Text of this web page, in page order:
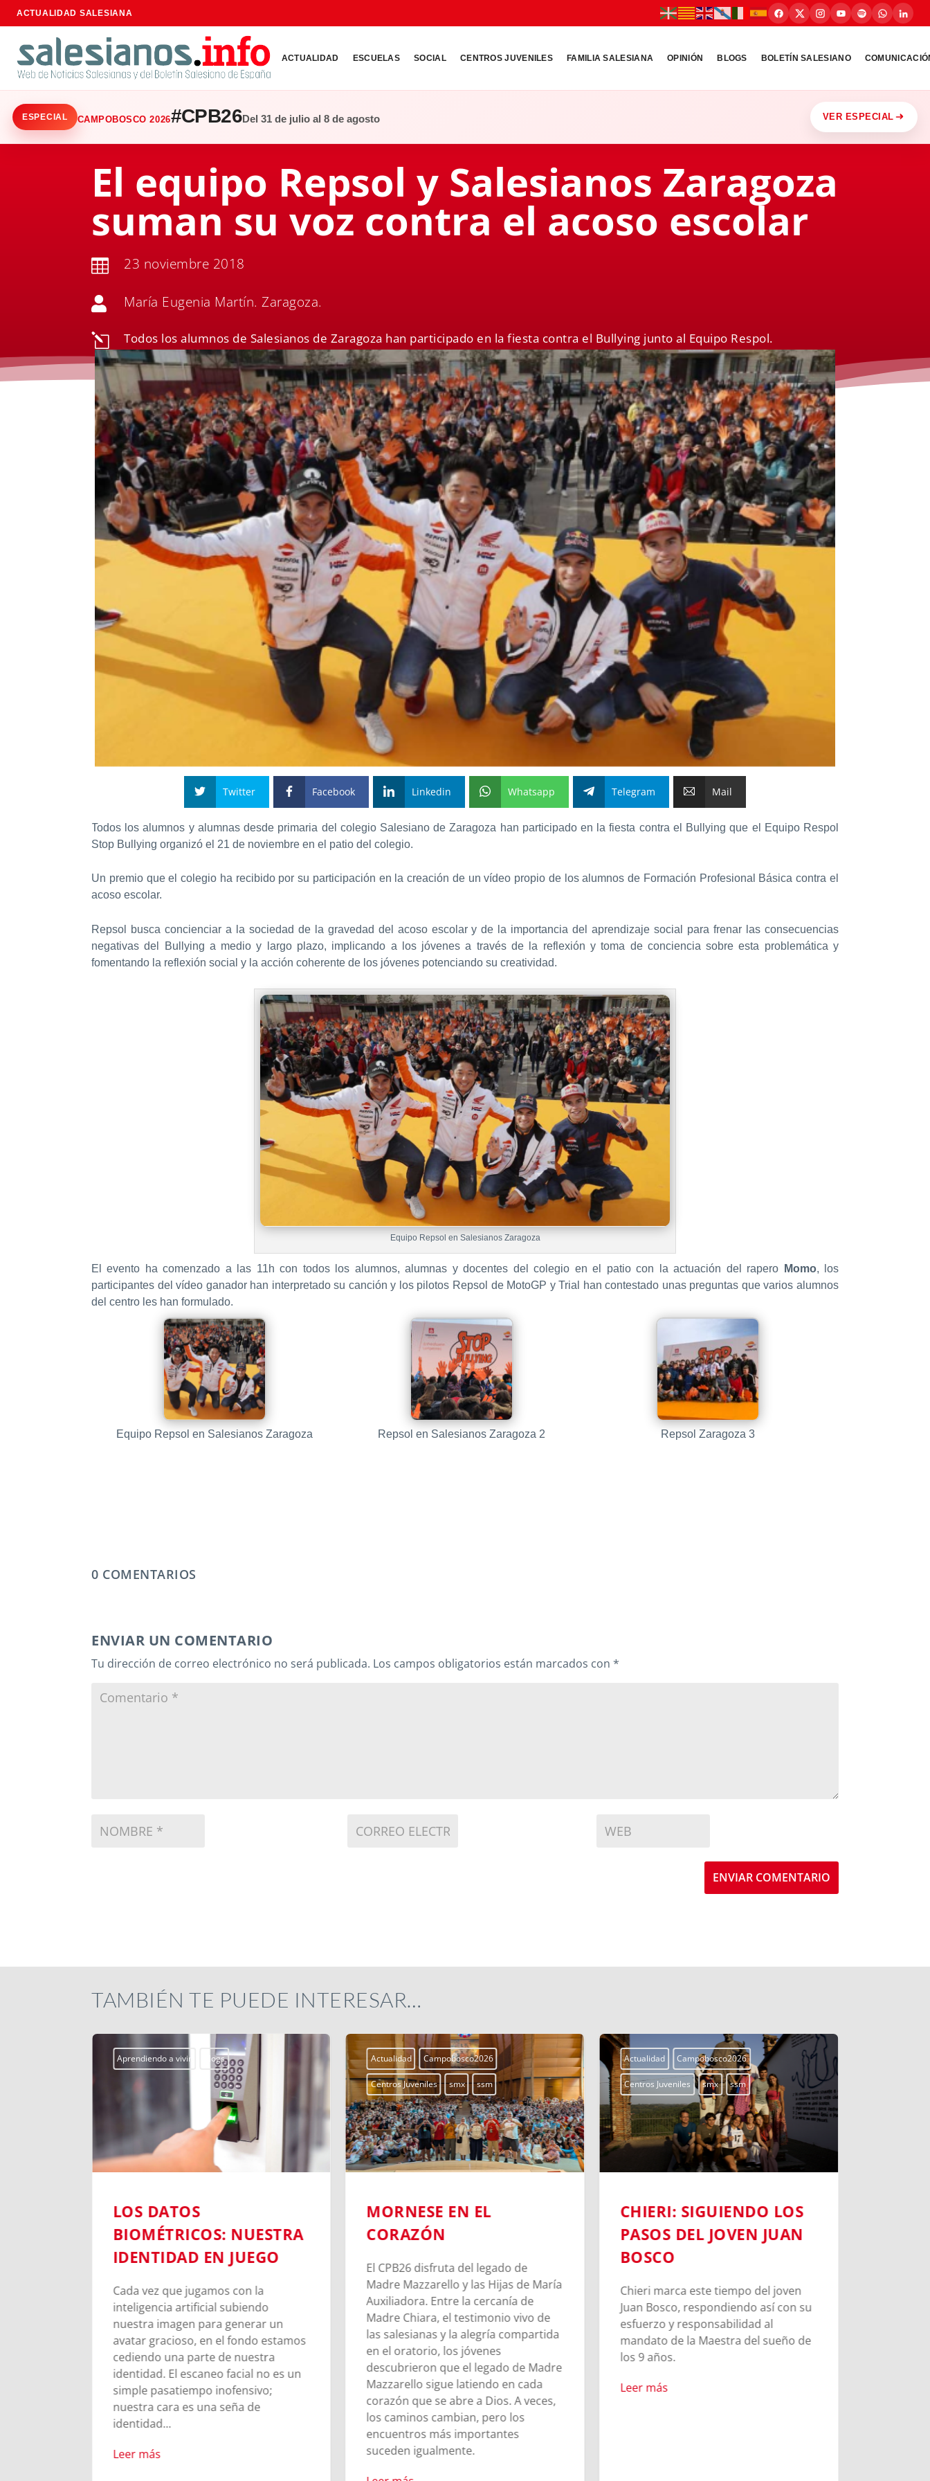
ACTUALIDAD SALESIANA
ACTUALIDAD ESCUELAS SOCIAL CENTROS JUVENILES FAMILIA SALESIANA OPINIÓN BLOGS BOLETÍN SALESIANO
ESPECIAL CAMPOBOSCO 2026#CPB26Del 31 de julio al 8 de agosto VER ESPECIAL
El equipo Repsol y Salesianos Zaragoza
suman su voz contra el acoso escolar
 23 noviembre 2018
 María Eugenia Martín. Zaragoza.
l Todos los alumnos de Salesianos de Zaragoza han participado en la fiesta contra el Bullying junto al Equipo Respol.
Twitter Facebook Linkedin Whatsapp Telegram Mail
Todos los alumnos y alumnas desde primaria del colegio Salesiano de Zaragoza han participado en la fiesta contra el Bullying que el Equipo Respol
Stop Bullying organizó el 21 de noviembre en el patio del colegio.
Un premio que el colegio ha recibido por su participación en la creación de un vídeo propio de los alumnos de Formación Profesional Básica contra el
acoso escolar.
Repsol busca concienciar a la sociedad de la gravedad del acoso escolar y de la importancia del aprendizaje social para frenar las consecuencias
negativas del Bullying a medio y largo plazo, implicando a los jóvenes a través de la reflexión y toma de conciencia sobre esta problemática y
fomentando la reflexión social y la acción coherente de los jóvenes potenciando su creatividad.
Equipo Repsol en Salesianos Zaragoza
El evento ha comenzado a las 11h con todos los alumnos, alumnas y docentes del colegio en el patio con la actuación del rapero Momo, los
participantes del vídeo ganador han interpretado su canción y los pilotos Repsol de MotoGP y Trial han contestado unas preguntas que varios alumnos
del centro les han formulado.
Equipo Repsol en Salesianos Zaragoza Repsol en Salesianos Zaragoza 2 Repsol Zaragoza 3
0 COMENTARIOS
ENVIAR UN COMENTARIO
Tu dirección de correo electrónico no será publicada. Los campos obligatorios están marcados con *
ENVIAR COMENTARIO
TAMBIÉN TE PUEDE INTERESAR…
Aprendiendo a vivir Blogs
LOS DATOS
BIOMÉTRICOS: NUESTRA
IDENTIDAD EN JUEGO
Cada vez que jugamos con la
inteligencia artificial subiendo
nuestra imagen para generar un
avatar gracioso, en el fondo estamos
cediendo una parte de nuestra
identidad. El escaneo facial no es un
simple pasatiempo inofensivo;
nuestra cara es una seña de
identidad...
Leer más
Actualidad Campobosco2026
Centros Juveniles smx ssm
MORNESE EN EL
CORAZÓN
El CPB26 disfruta del legado de
Madre Mazzarello y las Hijas de María
Auxiliadora. Entre la cercanía de
Madre Chiara, el testimonio vivo de
las salesianas y la alegría compartida
en el oratorio, los jóvenes
descubrieron que el legado de Madre
Mazzarello sigue latiendo en cada
corazón que se abre a Dios. A veces,
los caminos cambian, pero los
encuentros más importantes
suceden igualmente.
Actualidad Campobosco2026
Centros Juveniles smx ssm
CHIERI: SIGUIENDO LOS
PASOS DEL JOVEN JUAN
BOSCO
Chieri marca este tiempo del joven
Juan Bosco, respondiendo así con su
esfuerzo y responsabilidad al
mandato de la Maestra del sueño de
los 9 años.
Leer más